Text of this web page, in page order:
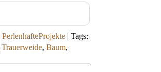
PerlenhafteProjekte | Tags:
Trauerweide, Baum,